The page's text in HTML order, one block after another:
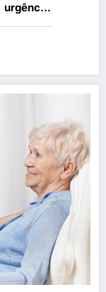
estes